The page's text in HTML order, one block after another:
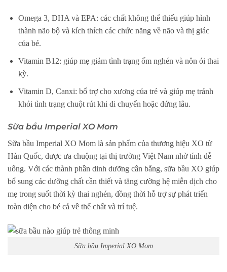
Omega 3, DHA và EPA: các chất không thể thiếu giúp hình
thành não bộ và kích thích các chức năng về não và thị giác
của bé.
Vitamin B12: giúp mẹ giảm tình trạng ốm nghén và nôn ói thai
kỳ.
Vitamin D, Canxi: bổ trợ cho xương của trẻ và giúp mẹ tránh
khỏi tình trạng chuột rút khi di chuyển hoặc đứng lâu.
Sữa bầu Imperial XO Mom
Sữa bầu Imperial XO Mom là sản phẩm của thương hiệu XO từ
Hàn Quốc, được ưa chuộng tại thị trường Việt Nam nhờ tính dễ
uống. Với các thành phần dinh dưỡng cân bằng, sữa bầu XO giúp
bổ sung các dưỡng chất cần thiết và tăng cường hệ miễn dịch cho
mẹ trong suốt thời kỳ thai nghén, đồng thời hỗ trợ sự phát triển
toàn diện cho bé cả về thể chất và trí tuệ.
Sữa bầu Imperial XO Mom